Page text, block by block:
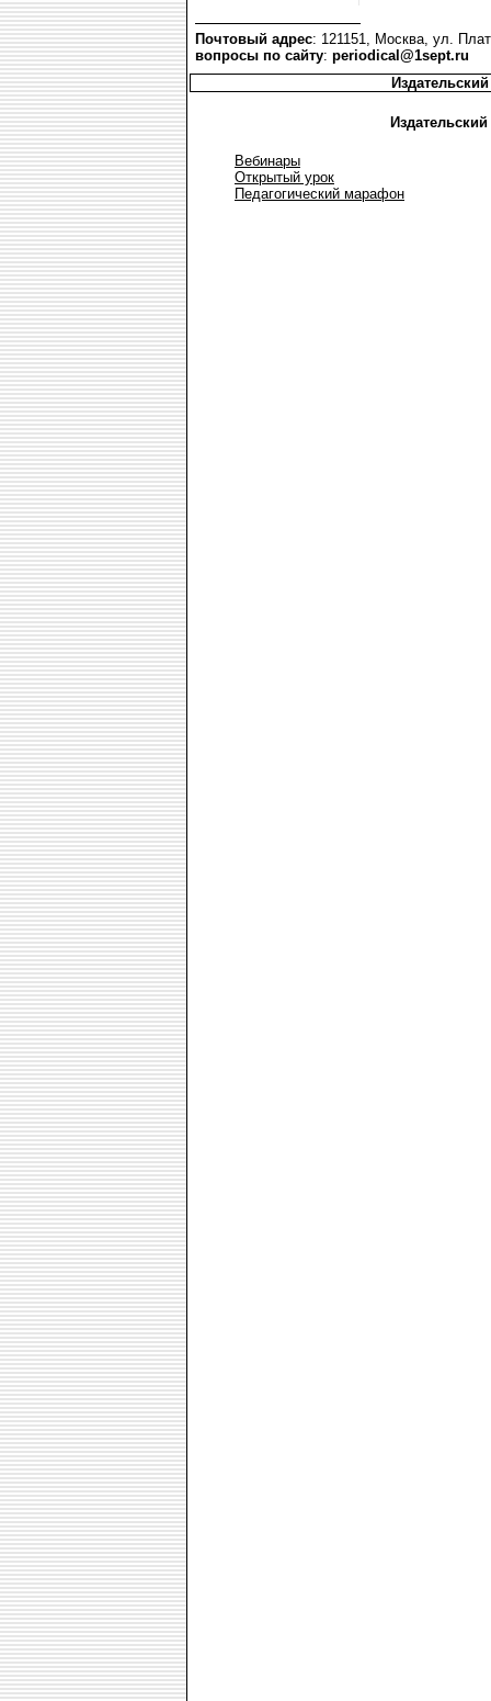
Почтовый адрес: 121151, Москва, ул.
вопросы по сайту: periodical@1sept.ru
Вебинары
Открытый урок
Педагогический марафон